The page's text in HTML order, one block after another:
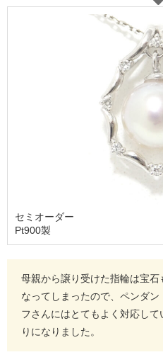
セミオーダー
Pt900製
母親から譲り受けた指輪は宝石
なってしまったので、ペンダ
フさんにはとてもよく対応し
りになりました。